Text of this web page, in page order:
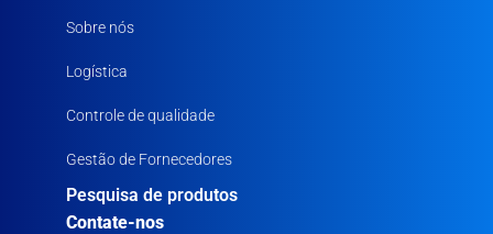
Sobre nós
Logística
Controle de qualidade
Gestão de Fornecedores
Pesquisa de produtos
Contate-nos